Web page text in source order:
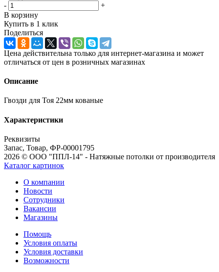
-
+
В корзину
Купить в 1 клик
Поделиться
Цена действительна только для интернет-магазина и может
отличаться от цен в розничных магазинах
Описание
Гвозди для Тоя 22мм кованые
Характеристики
Реквизиты
Запас, Товар, ФР-00001795
2026 © ООО "ППЛ-14" - Натяжные потолки от производителя
Каталог картинок
О компании
Новости
Сотрудники
Вакансии
Магазины
Помощь
Условия оплаты
Условия доставки
Возможности